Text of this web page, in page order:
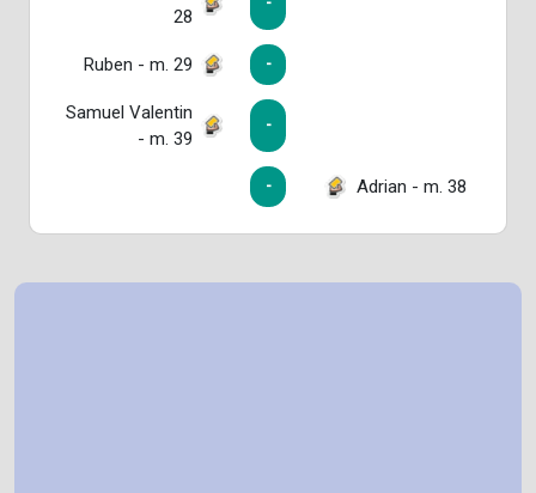
28
Ruben - m. 29 -
Samuel Valentin
- m. 39
-
- Adrian - m. 38